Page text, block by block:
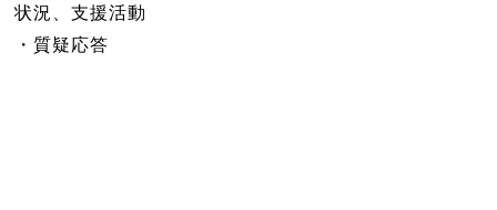
状況、支援活動
・質疑応答